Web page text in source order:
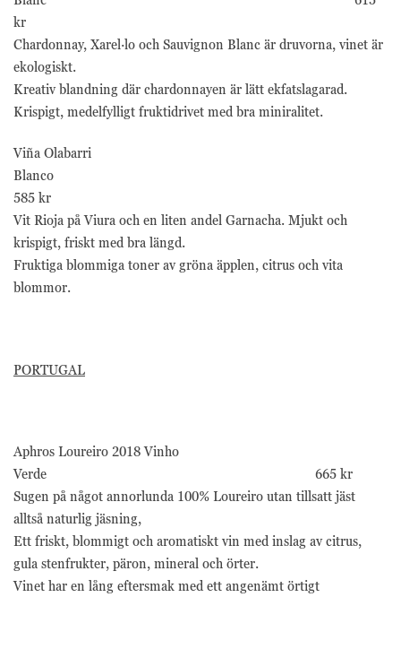
kr
Chardonnay, Xarel·lo och Sauvignon Blanc är druvorna, vinet är
ekologiskt.
Kreativ blandning där chardonnayen är lätt ekfatslagarad.
Krispigt, medelfylligt fruktidrivet med bra miniralitet.
Viña Olabarri
Blanco
585 kr
Vit Rioja på Viura och en liten andel Garnacha. Mjukt och
krispigt, friskt med bra längd.
Fruktiga blommiga toner av gröna äpplen, citrus och vita
blommor.
PORTUGAL
Aphros Loureiro 2018 Vinho
Verde 665 kr
Sugen på något annorlunda 100% Loureiro utan tillsatt jäst
alltså naturlig jäsning,
Ett friskt, blommigt och aromatiskt vin med inslag av citrus,
gula stenfrukter, päron, mineral och örter.
Vinet har en lång eftersmak med ett angenämt örtigt